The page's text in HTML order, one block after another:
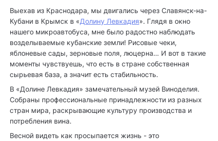
Выехав из Краснодара, мы двигались через Славянск-на-
Кубани в Крымск в «Долину Левкадия». Глядя в окно
нашего микроавтобуса, мне было радостно наблюдать
возделываемые кубанские земли! Рисовые чеки,
яблоневые сады, зерновые поля, люцерна… И вот в такие
моменты чувствуешь, что есть в стране собственная
сырьевая база, а значит есть стабильность.
В «Долине Левкадия» замечательный музей Виноделия.
Собраны профессиональные принадлежности из разных
стран мира, раскрывающие культуру производства и
потребления вина.
Весной видеть как просыпается жизнь - это